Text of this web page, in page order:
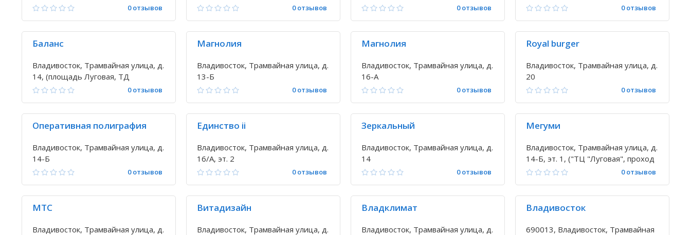
0 отзывов 0 отзывов 0 отзывов 0 отзывов
Баланс
Владивосток, Трамвайная улица, д.
14, (площадь Луговая, ТД
"Зеркальный")
0 отзывов
Магнолия
Владивосток, Трамвайная улица, д.
13-Б
0 отзывов
Магнолия
Владивосток, Трамвайная улица, д.
16-А
0 отзывов
Royal burger
Владивосток, Трамвайная улица, д.
20
0 отзывов
Оперативная полиграфия
Владивосток, Трамвайная улица, д.
14-Б
0 отзывов
Единство ii
Владивосток, Трамвайная улица, д.
16/А, эт. 2
0 отзывов
Зеркальный
Владивосток, Трамвайная улица, д.
14
0 отзывов
Мегуми
Владивосток, Трамвайная улица, д.
14-Б, эт. 1, ("ТЦ "Луговая", проход
через цветочный пассаж) 0 отзывов
МТС
Владивосток, Трамвайная улица, д.
Витадизайн
Владивосток, Трамвайная улица, д.
Владклимат
Владивосток, Трамвайная улица, д.
Владивосток
690013, Владивосток, Трамвайная